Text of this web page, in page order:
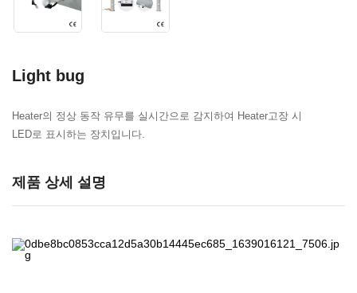
Light bug
Heater의 정상 동작 유무를 실시간으로 감지하여 Heater고장 시
LED로 표시하는 장치입니다.
제품 상세 설명